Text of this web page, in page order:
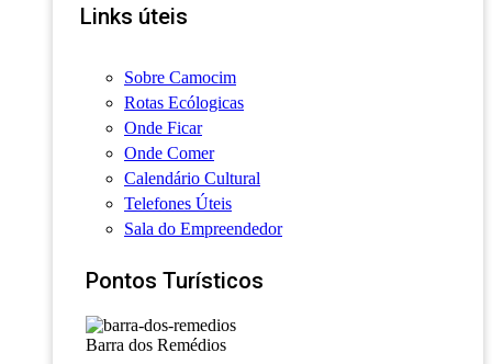
Links úteis
Sobre Camocim
Rotas Ecólogicas
Onde Ficar
Onde Comer
Calendário Cultural
Telefones Úteis
Sala do Empreendedor
Pontos Turísticos
Barra dos Remédios